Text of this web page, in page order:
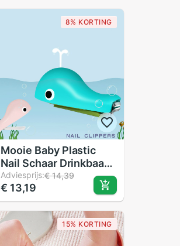
8% KORTING
Mooie Baby Plastic
Nail Schaar Drinkbaar
Kids Nail Trimmer
Zuigelingen Vinger
Nagelknipper Safe
Baby Nagelknipper
Accesory
Adviesprijs:€ 14,39
€ 13,19
15% KORTING